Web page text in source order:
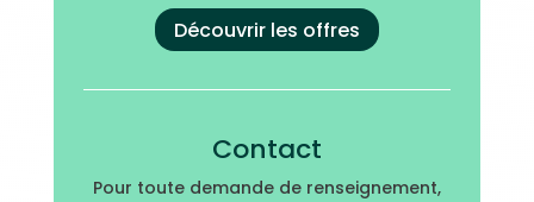
Découvrir les offres
Contact
Pour toute demande de renseignement,